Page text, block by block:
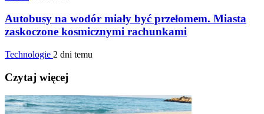
Autobusy na wodór miały być przełomem. Miasta
zaskoczone kosmicznymi rachunkami
Technologie 2 dni temu
Czytaj więcej